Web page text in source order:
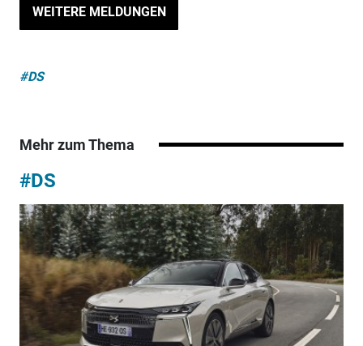
WEITERE MELDUNGEN
#DS
Mehr zum Thema
#DS